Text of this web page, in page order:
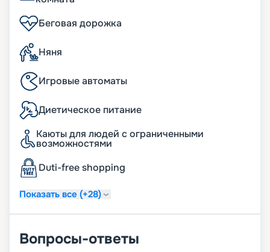
Беговая дорожка
Няня
Игровые автоматы
Диетическое питание
Каюты для людей с ограниченными
возможностями
Duti-free shopping
Показать все (+28)
Вопросы-ответы